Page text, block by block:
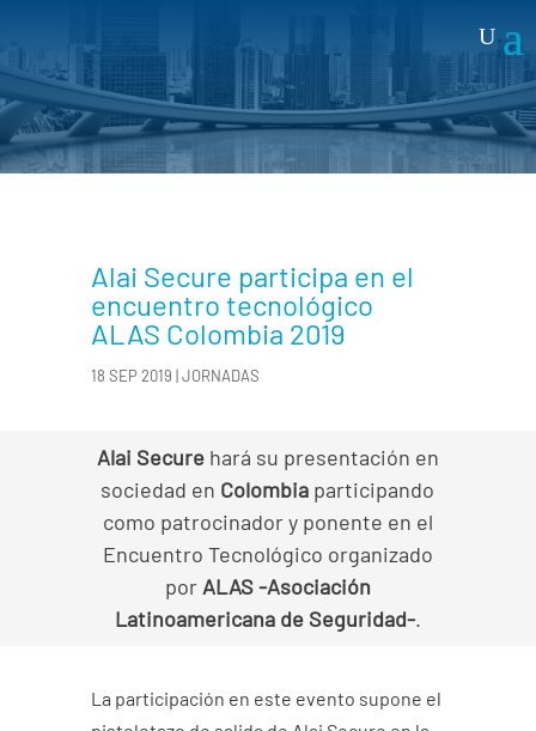
Alai Secure participa en el
encuentro tecnológico
ALAS Colombia 2019
18 SEP 2019 |JORNADAS
Alai Securehará su presentación en
sociedad en Colombia participando
como patrocinador y ponente en el
Encuentro Tecnológico organizado
por ALAS -Asociación
Latinoamericana de Seguridad-.
La participación en este evento supone el